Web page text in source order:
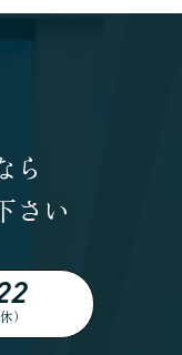
ら
さい
）